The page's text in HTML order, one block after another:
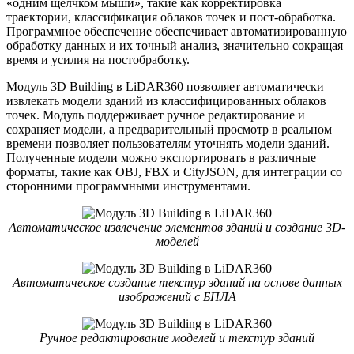
траектории, классификация облаков точек и пост-обработка.
Программное обеспечение обеспечивает автоматизированную
обработку данных и их точный анализ, значительно сокращая
время и усилия на постобработку.
Модуль 3D Building в LiDAR360 позволяет автоматически
извлекать модели зданий из классифицированных облаков
точек. Модуль поддерживает ручное редактирование и
сохраняет модели, а предварительный просмотр в реальном
времени позволяет пользователям уточнять модели зданий.
Полученные модели можно экспортировать в различные
форматы, такие как OBJ, FBX и CityJSON, для интеграции со
сторонними программными инструментами.
Автоматическое извлечение элементов зданий и создание 3D-
моделей
Автоматическое создание текстур зданий на основе данных
изображений с БПЛА
Ручное редактирование моделей и текстур зданий